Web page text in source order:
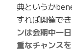
典というか
すれば開催でき
ンは会期中一
重なチャンス